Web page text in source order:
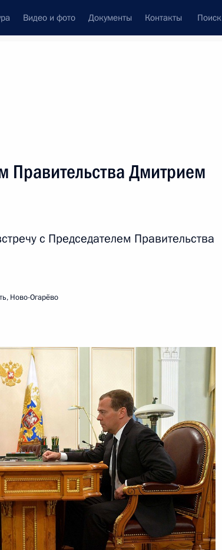
Видео и фото Документы Контакты Поиск
с праздником Ураза-
Нидерландов
США Бараком Обамой
Правительства Дмитрием
с Председателем Правительства
Ново-Огарёво